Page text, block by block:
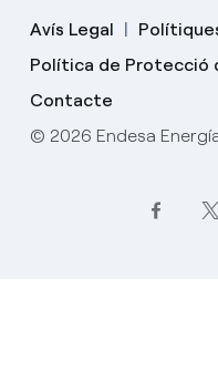
Avís Legal
Política de Protecció
Contacte
© 2026 Endesa